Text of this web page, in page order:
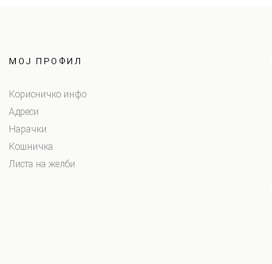
МОЈ ПРОФИЛ
Корисничко инфо
Адреси
Нарачки
Кошничка
Листа на желби